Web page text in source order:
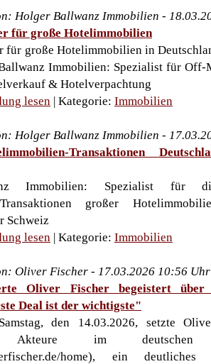
Holger Ballwanz Immobilien -
für große Hotelimmobilien
für große Hotelimmobilien in
Immobilien: Spezialist für Off-
& Hotelverpachtung
lesen | Kategorie: Immobilien
Holger Ballwanz Immobilien -
Transaktionen
Immobilien: Spezialist für
Transaktionen großer
Schweiz
lesen | Kategorie: Immobilien
Oliver Fischer - 17.03.2026 10:56 Uhr
Oliver Fischer begeistert
Deal ist der wichtigste"
den 14.03.2026, setzte
Akteure im deutschen
home), ein